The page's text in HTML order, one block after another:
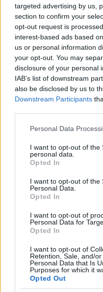
targeted advertising by us,
section to confirm your
opt-out request is
interest-based ads based
us or personal information
your opt-out. You may
disclosure of your personal
IAB’s list of downstream
also be disclosed by us to
Downstream Participants
Please note that this
not limited to your visit or
grant or deny consent to
use your data for below
consent section.
Personal Data
I want to opt-out of the
personal data.
Opted In
I want to opt-out of the
Personal Data.
Opted In
I want to opt-out of
Personal Data for
Opted In
I want to opt-out of
Retention, Sale, and/
Personal Data that Is
Purposes for which it
Opted Out
Fotó: Szécsi István / Velvet
Jön